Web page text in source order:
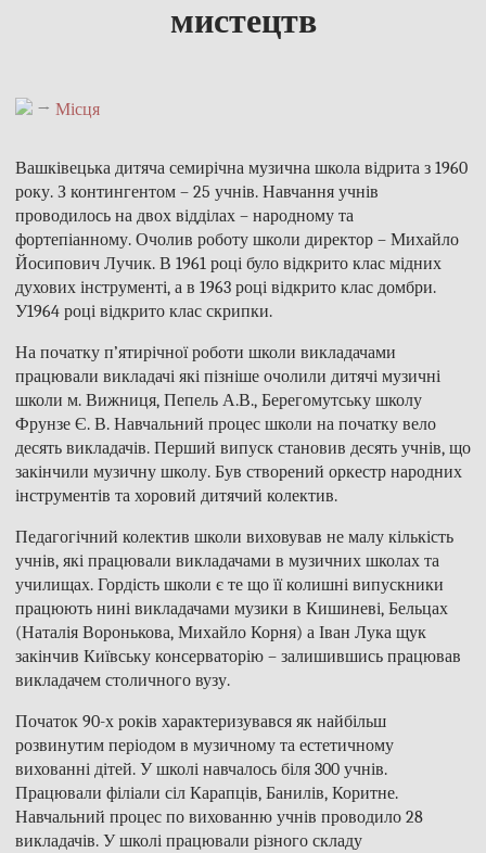
мистецтв
→ Місця
Вашківецька дитяча семирічна музична школа відрита з 1960
року. З контингентом – 25 учнів. Навчання учнів
проводилось на двох відділах – народному та
фортепіанному. Очолив роботу школи директор – Михайло
Йосипович Лучик. В 1961 році було відкрито клас мідних
духових інструменті, а в 1963 році відкрито клас домбри.
У1964 році відкрито клас скрипки.
На початку п’ятирічної роботи школи викладачами
працювали викладачі які пізніше очолили дитячі музичні
школи м. Вижниця, Пепель А.В., Берегомутську школу
Фрунзе Є. В. Навчальний процес школи на початку вело
десять викладачів. Перший випуск становив десять учнів, що
закінчили музичну школу. Був створений оркестр народних
інструментів та хоровий дитячий колектив.
Педагогічний колектив школи виховував не малу кількість
учнів, які працювали викладачами в музичних школах та
училищах. Гордість школи є те що її колишні випускники
працюють нині викладачами музики в Кишиневі, Бельцах
(Наталія Воронькова, Михайло Корня) а Іван Лука щук
закінчив Київську консерваторію – залишившись працював
викладачем столичного вузу.
Початок 90-х років характеризувався як найбільш
розвинутим періодом в музичному та естетичному
вихованні дітей. У школі навчалось біля 300 учнів.
Працювали філіали сіл Карапців, Банилів, Коритне.
Навчальний процес по вихованню учнів проводило 28
викладачів. У школі працювали різного складу